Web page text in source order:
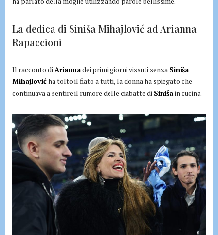
La dedica di Siniša Mihajlović ad Arianna
Rapaccioni
Il racconto diAriannadei primi giorni vissuti senza Siniša
Mihajlovićha tolto il fiato a tutti, la donna ha spiegato che
continuava a sentire il rumore delle ciabatte di Sinišain cucina.